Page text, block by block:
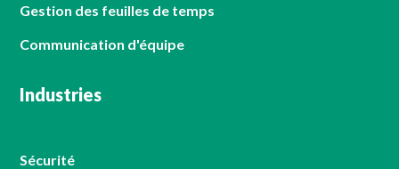
Gestion des feuilles de temps
Communication d'équipe
Industries
Sécurité